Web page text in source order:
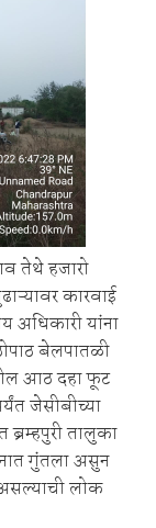
तेथे हजारो
कारवाई
अधिकारी यांना
बेलपातळी
आठ दहा फूट
जेसीबीच्या
तालुका
गुंतला असुन
असल्याची लोक